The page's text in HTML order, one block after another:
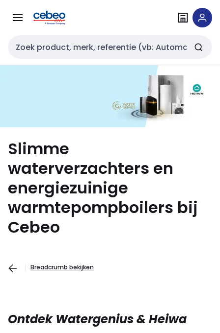
naar
naar
Zoekveld invoer
Slimme
waterverzachters en
energiezuinige
warmtepompboilers bij
Cebeo
Breadcrumb bekijken
Ontdek Watergenius& Heiwa